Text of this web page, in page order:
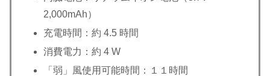
2,000mAh）
充電時間：約 4.5 時間
消費電力：約 4 W
「弱」風使用可能時間：１１時間